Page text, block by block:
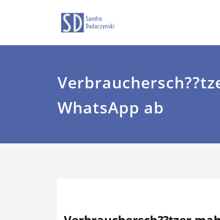
WhatsApp ab